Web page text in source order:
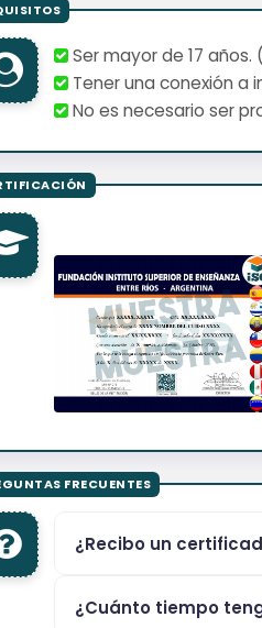
Ser mayor de 17
Tener una conexión a
No es necesario ser
¿Recibo un
¿Cuánto tiempo